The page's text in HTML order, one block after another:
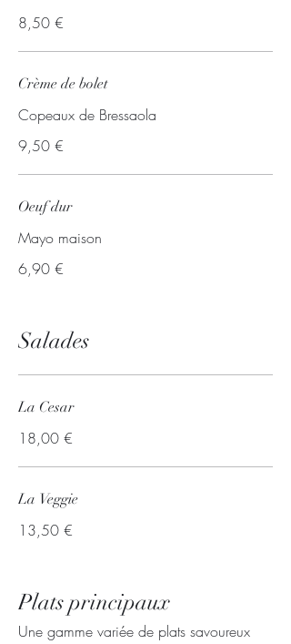
8,50 €
Crème de bolet
Copeaux de Bressaola
9,50 €
Oeuf dur
Mayo maison
6,90 €
Salades
La Cesar
18,00 €
La Veggie
13,50 €
Plats principaux
Une gamme variée de plats savoureux